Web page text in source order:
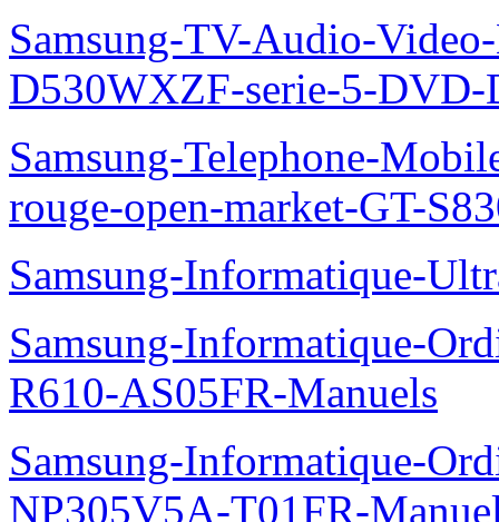
Samsung-TV-Audio-
D530WXZF-serie-5-DVD-
Samsung-Telephone-
rouge-open-market-GT-
Samsung-Informatique-
Samsung-Informatique-
R610-AS05FR-Manuels
Samsung-Informatique-
NP305V5A-T01FR-